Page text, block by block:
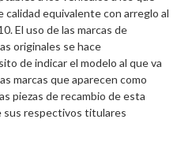
equivalente con arreglo al
El uso de las marcas de
originales se hace
de indicar el modelo al que va
marcas que aparecen como
piezas de recambio de esta
sus respectivos titulares